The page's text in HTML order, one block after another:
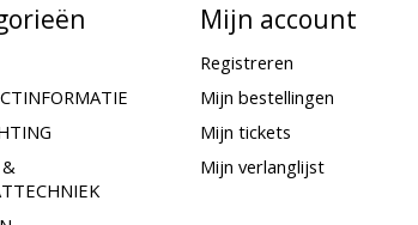
Mijn account
Registreren
Mijn bestellingen
Mijn tickets
Mijn verlanglijst